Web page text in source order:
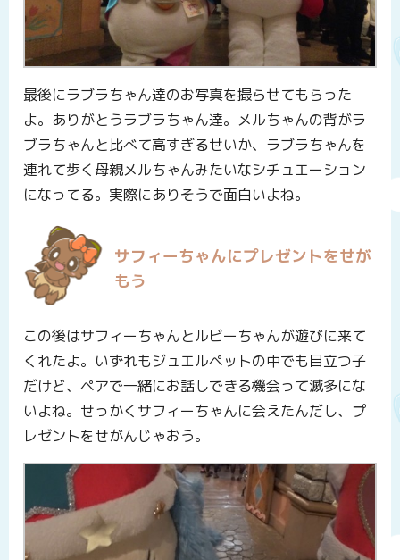
最後にラブラちゃん達のお写真を撮らせてもらった
よ。ありがとうラブラちゃん達。メルちゃんの背がラ
ブラちゃんと比べて高すぎるせいか、ラブラちゃんを
連れて歩く母親メルちゃんみたいなシチュエーション
になってる。実際にありそうで面白いよね。
サフィーちゃんにプレゼントをせが
もう
この後はサフィーちゃんとルビーちゃんが遊びに来て
くれたよ。いずれもジュエルペットの中でも目立つ子
だけど、ペアで一緒にお話しできる機会って滅多にな
いよね。せっかくサフィーちゃんに会えたんだし、プ
レゼントをせがんじゃおう。